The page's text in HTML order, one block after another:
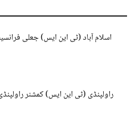
اسلام آباد (ٹی این ایس) جعلی
راولپنڈی (ٹی این ایس) کمشنر